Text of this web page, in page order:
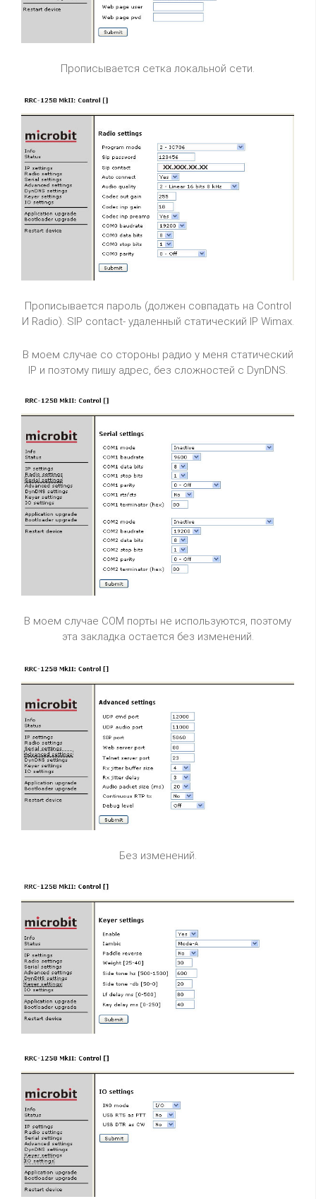
Прописывается сетка локальной сети.
Прописывается пароль (должен совпадать на Control
И Radio). SIP contact- удаленный статический IP Wimax.
В моем случае со стороны радио у меня статический
IP и поэтому пишу адрес, без сложностей с DynDNS.
В моем случае СОМ порты не используются, поэтому
эта закладка остается без изменений.
Без изменений.